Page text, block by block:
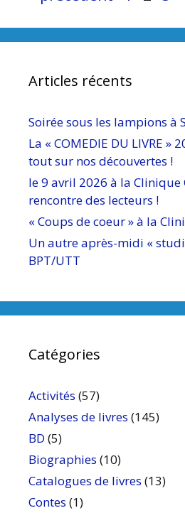
Articles récents
Soirée sous les lampions à
La « COMEDIE DU LIVRE »
tout sur nos découvertes !
le 9 avril 2026 à la Clinique
rencontre des lecteurs !
« Coups de coeur » à la
Un autre après-midi «
BPT/UTT
Catégories
Activités (57)
Analyses de livres (145)
BD (5)
Biographies (10)
Catalogues de livres (13)
Contes (1)